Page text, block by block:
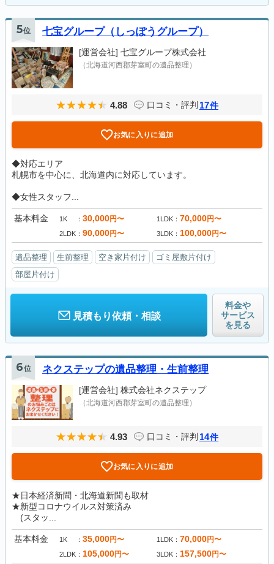
5位 七宝グループ（しっぽうグループ）
[運営会社] 七宝グループ株式会社
（北海道河西郡芽室町の遺品整理）
4.88 口コミ・評判 17件
お気に入りに追加
◆対応エリア
札幌市を中心に、北海道内に対応しています。
◆女性スタッフ...
基本料金 1K 30,000円〜 1LDK 70,000円〜
2LDK 90,000円〜 3LDK 100,000円〜
遺品整理 生前整理 空き家片付け
ゴミ屋敷片付け
部屋片付け
見積もり依頼・相談
料金や
サービス
を見る
6位 ネクステップの遺品整理・生前整理
[運営会社] 株式会社ネクステップ
（北海道河西郡芽室町の遺品整理）
4.93 口コミ・評判 14件
お気に入りに追加
★日本経済新聞・北海道新聞も取材
★新型コロナウイルス対策済み
(スタッ...
基本料金 1K 35,000円〜 1LDK 70,000円〜
2LDK 105,000円〜 3LDK 157,500円〜